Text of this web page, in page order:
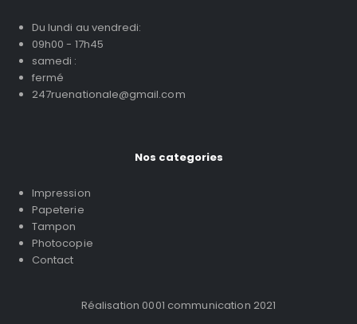
Du lundi au vendredi:
09h00 - 17h45
samedi :
fermé
247ruenationale@gmail.com
Nos categories
Impression
Papeterie
Tampon
Photocopie
Contact
Réalisation 0001 communication 2021